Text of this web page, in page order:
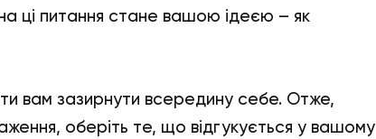
ці питання стане вашою ідеєю – як
вам зазирнути всередину себе. Отже,
оберіть те, що відгукується у вашому